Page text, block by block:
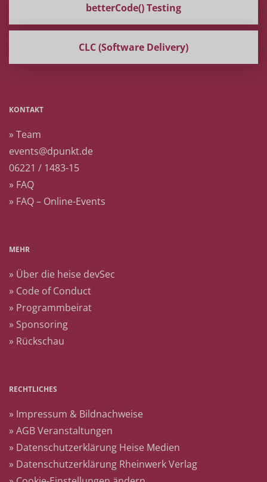
betterCode() Testing
CLC (Software Delivery)
KONTAKT
» Team
events@dpunkt.de
06221 / 1483-15
» FAQ
» FAQ – Online-Events
MEHR
» Über die heise devSec
» Code of Conduct
» Programmbeirat
» Sponsoring
» Rückschau
RECHTLICHES
» Impressum & Bildnachweise
» AGB Veranstaltungen
» Datenschutzerklärung Heise Medien
» Datenschutzerklärung Rheinwerk Verlag